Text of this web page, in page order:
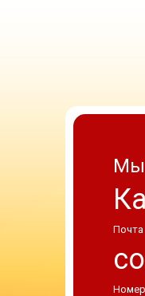
Мы
Почта
Номер